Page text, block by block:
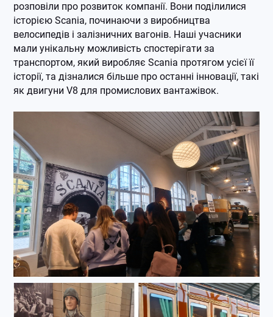
розповіли про розвиток компанії. Вони поділилися
історією Scania, починаючи з виробництва
велосипедів і залізничних вагонів. Наші учасники
мали унікальну можливість спостерігати за
транспортом, який виробляє Scania протягом усієї її
історії, та дізналися більше про останні інновації, такі
як двигуни V8 для промислових вантажівок.